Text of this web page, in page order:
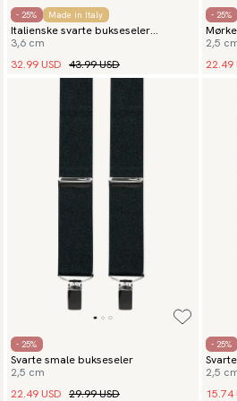
- 25% Made in Italy
Italienske svarte bukseseler
Diamond
3,6 cm
32.99 USD 43.99 USD
- 25%
2,5
22.49
- 25%
Svarte smale bukseseler
2,5 cm
22.49 USD 29.99 USD
- 25%
2,5
15.74